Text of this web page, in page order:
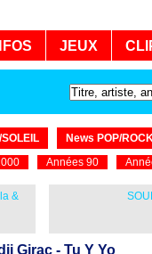
JEUX
News POP/
Années 90
&
Girac - Tu Y Yo